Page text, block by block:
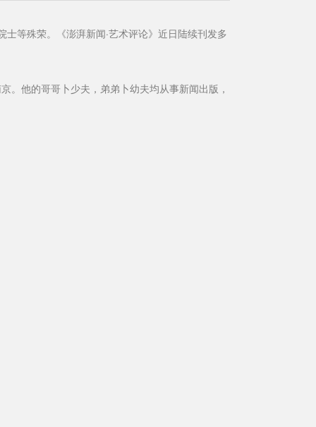
等殊荣。《澎湃新闻·艺术评论》近日陆续刊发多
。他的哥哥卜少夫，弟弟卜幼夫均从事新闻出版，